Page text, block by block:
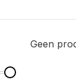
Geen